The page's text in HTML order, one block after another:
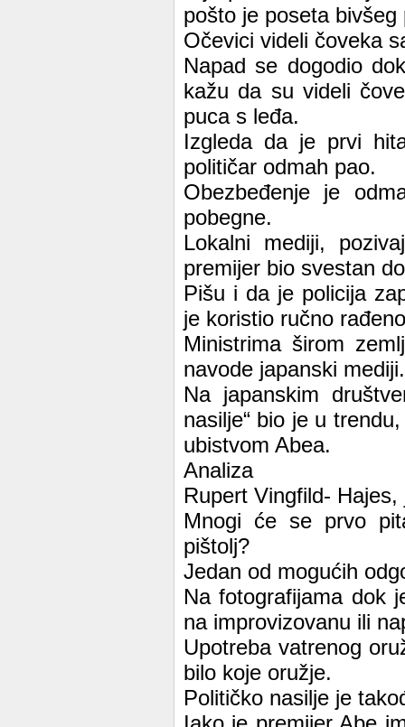
pošto je poseta
Očevici videli čoveka
Napad se dogodio
kažu da su videli
puca s leđa.
Izgleda da je prvi
političar odmah pao.
Obezbeđenje je
pobegne.
Lokalni mediji,
premijer bio svestan
Pišu i da je policija
je koristio ručno
Ministrima širom
navode japanski mediji.
Na japanskim
nasilje“ bio je u
ubistvom Abea.
Analiza
Rupert Vingfild-
Mnogi će se prvo
pištolj?
Jedan od mogućih
Na fotografijama dok
na improvizovanu ili
Upotreba vatrenog
bilo koje oružje.
Političko nasilje je